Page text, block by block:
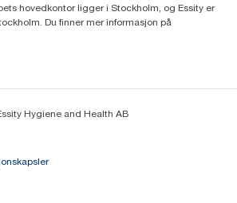
hovedkontor ligger i Stockholm, og Essity er
Du finner mer informasjon på
Hygiene and Health AB